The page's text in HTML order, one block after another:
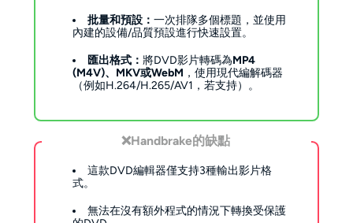
批量和預設：一次排隊多個標題，並使用
內建的設備/品質預設進行快速設置。
匯出格式：將DVD影片轉碼為MP4
(M4V)、MKV或WebM ，使用現代編解碼器
（例如H.264/H.265/AV1，若支持）。
❌Handbrake的缺點
這款DVD編輯器僅支持3種輸出影片格
式。
無法在沒有額外程式的情況下轉換受保護